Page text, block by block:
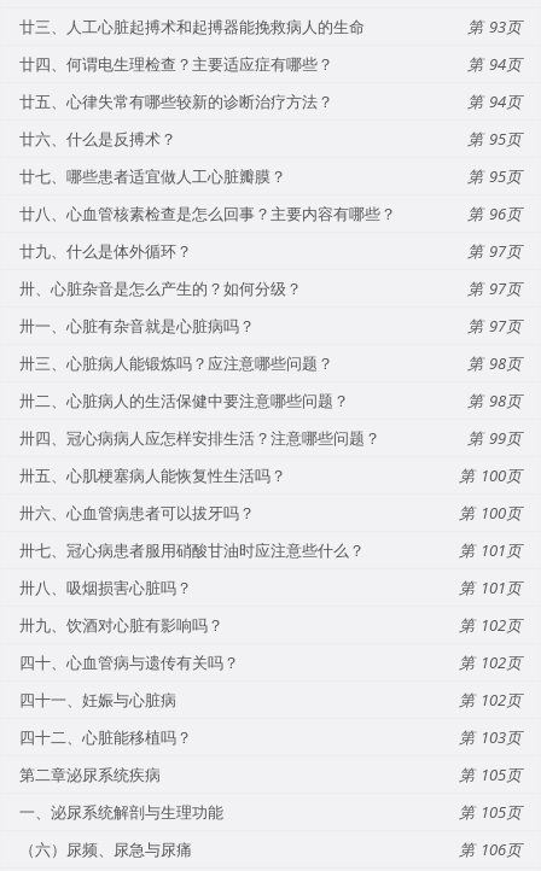
廿三、人工心脏起搏术和起搏器能挽救病人的生命
93
廿四、何谓电生理检查？主要适应症有哪些？
94
廿五、心律失常有哪些较新的诊断治疗方法？
94
廿六、什么是反搏术？
95
廿七、哪些患者适宜做人工心脏瓣膜？
95
廿八、心血管核素检查是怎么回事？主要内容有哪些？
96
廿九、什么是体外循环？
97
卅、心脏杂音是怎么产生的？如何分级？
97
卅一、心脏有杂音就是心脏病吗？
97
卅三、心脏病人能锻炼吗？应注意哪些问题？
98
卅二、心脏病人的生活保健中要注意哪些问题？
98
卅四、冠心病病人应怎样安排生活？注意哪些问题？
99
卅五、心肌梗塞病人能恢复性生活吗？
100
卅六、心血管病患者可以拔牙吗？
100
卅七、冠心病患者服用硝酸甘油时应注意些什么？
101
卅八、吸烟损害心脏吗？
101
卅九、饮酒对心脏有影响吗？
102
四十、心血管病与遗传有关吗？
102
四十一、妊娠与心脏病
102
四十二、心脏能移植吗？
103
第二章泌尿系统疾病
105
一、泌尿系统解剖与生理功能
105
（六）尿频、尿急与尿痛
106